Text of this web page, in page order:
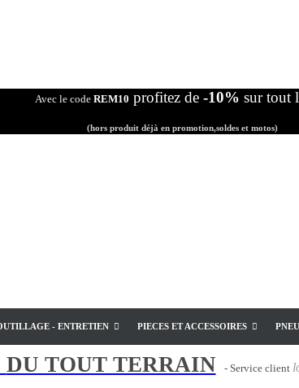
Avec le code REM10 profitez de -10% sur tout
(hors produit déjà en promotion,soldes et motos)
- ENTRETIEN PIECES ET ACCESSOIRES
DU TOUT TERRAIN - Service client